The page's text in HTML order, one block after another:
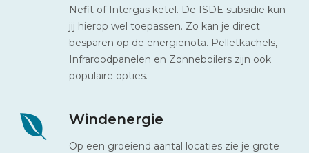
Nefit of Intergas ketel. De ISDE subsidie kun
jij hierop wel toepassen. Zo kan je direct
besparen op de energienota. Pelletkachels,
Infraroodpanelen en Zonneboilers zijn ook
populaire opties.
Windenergie
Op een groeiend aantal locaties zie je grote